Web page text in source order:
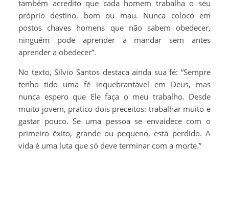
também acredito que cada homem trabalha o seu
próprio destino, bom ou mau. Nunca coloco em
postos chaves homens que não sabem obedecer,
ninguém pode aprender a mandar sem antes
aprender a obedecer”.
No texto, Silvio Santos destaca ainda sua fé: “Sempre
tenho tido uma fé inquebrantável em Deus, mas
nunca espero que Ele faça o meu trabalho. Desde
muito jovem, pratico dois preceitos: trabalhar muito e
gastar pouco. Se uma pessoa se envaidece com o
primeiro êxito, grande ou pequeno, está perdido. A
vida é uma luta que só deve terminar com a morte.”